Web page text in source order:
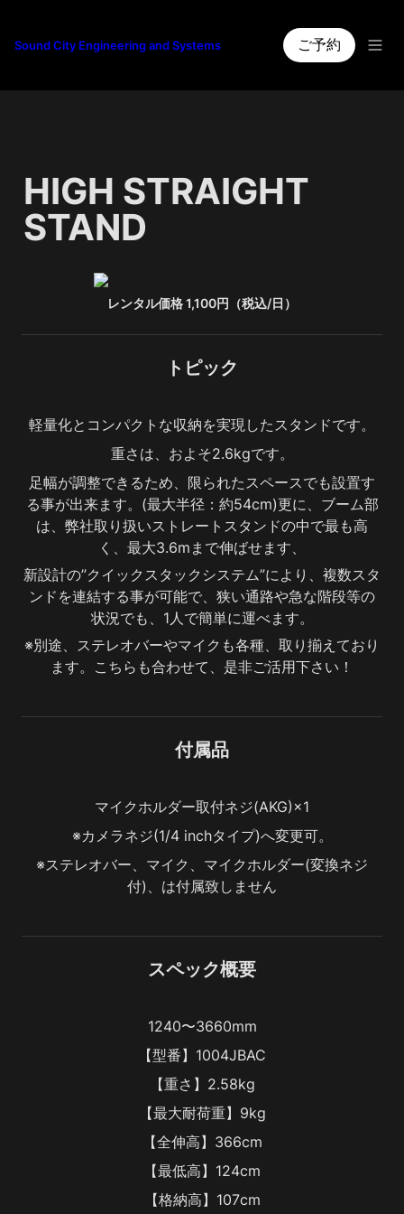
Sound City Engineering and Systems ご予約
HIGH STRAIGHT
STAND
レンタル価格 1,100円（税込/日）
トピック
軽量化とコンパクトな収納を実現したスタンドです。
重さは、およそ2.6kgです。
足幅が調整できるため、限られたスペースでも設置す
る事が出来ます。(最大半径：約54cm)更に、ブーム部
は、弊社取り扱いストレートスタンドの中で最も高
く、最大3.6mまで伸ばせます、
新設計の”クイックスタックシステム”により、複数スタ
ンドを連結する事が可能で、狭い通路や急な階段等の
状況でも、1人で簡単に運べます。
※別途、ステレオバーやマイクも各種、取り揃えており
ます。こちらも合わせて、是非ご活用下さい！
付属品
マイクホルダー取付ネジ(AKG)×1
※カメラネジ(1/4 inchタイプ)へ変更可。
※ステレオバー、マイク、マイクホルダー(変換ネジ
付)、は付属致しません
スペック概要
1240〜3660mm
【型番】1004JBAC
【重さ】2.58kg
【最大耐荷重】9kg
【全伸高】366cm
【最低高】124cm
【格納高】107cm